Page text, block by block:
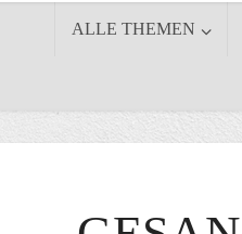
ALLE THEMEN